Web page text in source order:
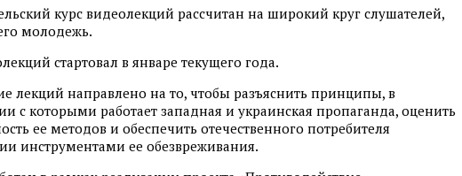
курс видеолекций рассчитан на широкий круг слушателей,
молодежь.
стартовал в январе текущего года.
лекций направлено на то, чтобы разъяснить принципы, в
с которыми работает западная и украинская пропаганда, оценить
ее методов и обеспечить отечественного потребителя
инструментами ее обезвреживания.